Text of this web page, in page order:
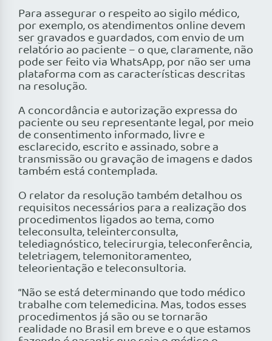
Para assegurar o respeito ao sigilo médico,
por exemplo, os atendimentos online devem
ser gravados e guardados, com envio de um
relatório ao paciente – o que, claramente, não
pode ser feito via WhatsApp, por não ser uma
plataforma com as características descritas
na resolução.
A concordância e autorização expressa do
paciente ou seu representante legal, por meio
de consentimento informado, livre e
esclarecido, escrito e assinado, sobre a
transmissão ou gravação de imagens e dados
também está contemplada.
O relator da resolução também detalhou os
requisitos necessários para a realização dos
procedimentos ligados ao tema, como
teleconsulta, teleinterconsulta,
telediagnóstico, telecirurgia, teleconferência,
teletriagem, telemonitoramenteo,
teleorientação e teleconsultoria.
“Não se está determinando que todo médico
trabalhe com telemedicina. Mas, todos esses
procedimentos já são ou se tornarão
realidade no Brasil em breve e o que estamos